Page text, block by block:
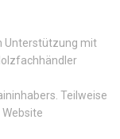
Unterstützung mit
Teilweise